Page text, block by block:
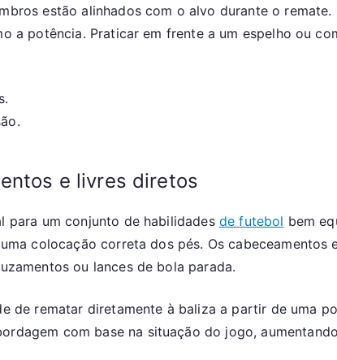
estão alinhados com o alvo durante o
a potência. Praticar em frente a um espelho ou
e livres diretos
para um conjunto de habilidades de futebol bem
colocação correta dos pés. Os
ou lances de bola parada.
de rematar diretamente à baliza a partir de uma
com base na situação do jogo,